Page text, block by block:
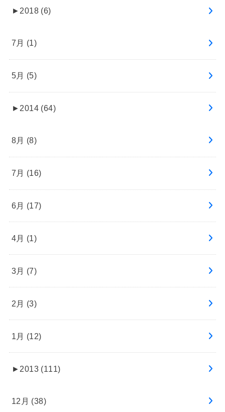
► 2018 (6)
7月 (1)
5月 (5)
► 2014 (64)
8月 (8)
7月 (16)
6月 (17)
4月 (1)
3月 (7)
2月 (3)
1月 (12)
► 2013 (111)
12月 (38)